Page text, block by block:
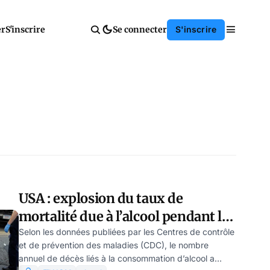
S'inscrire Se connecter S'inscrire
USA : explosion du taux de
mortalité due à l’alcool pendant le
COVID
Selon les données publiées par les Centres de contrôle
et de prévention des maladies (CDC), le nombre
annuel de décès liés à la consommation d’alcool a